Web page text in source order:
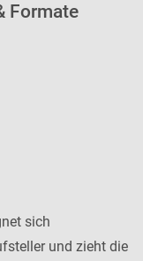
Formate
sich
und zieht die